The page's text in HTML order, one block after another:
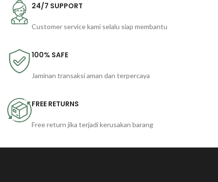
24/7 SUPPORT
Customer service kami selalu siap membantu
100% SAFE
Jaminan transaksi aman dan terpercaya
FREE RETURNS
Free return jika terjadi kerusakan barang